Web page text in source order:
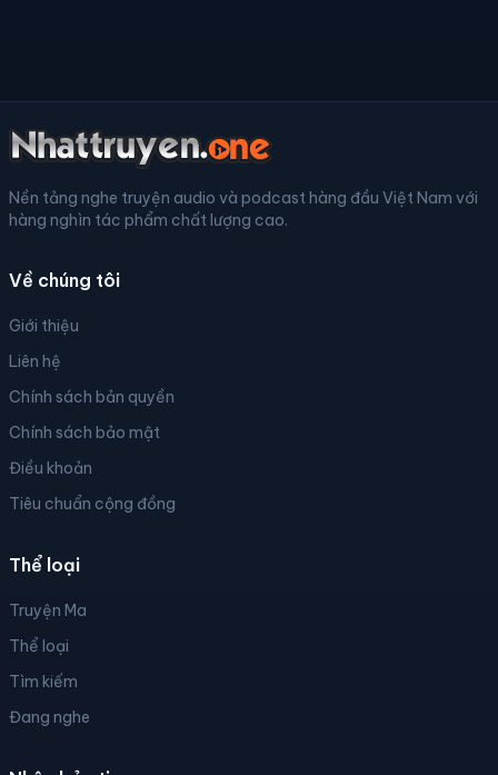
Nền tảng nghe truyện audio và podcast hàng đầu Việt Nam với
hàng nghìn tác phẩm chất lượng cao.
Về chúng tôi
Giới thiệu
Liên hệ
Chính sách bản quyền
Chính sách bảo mật
Điều khoản
Tiêu chuẩn cộng đồng
Thể loại
Truyện Ma
Thể loại
Tìm kiếm
Đang nghe